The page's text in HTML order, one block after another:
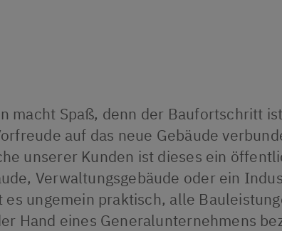
macht Spaß, denn der Baufortschritt
auf das neue Gebäude
unserer Kunden ist dieses ein
Verwaltungsgebäude oder ein
es ungemein praktisch, alle
Hand eines Generalunternehmens